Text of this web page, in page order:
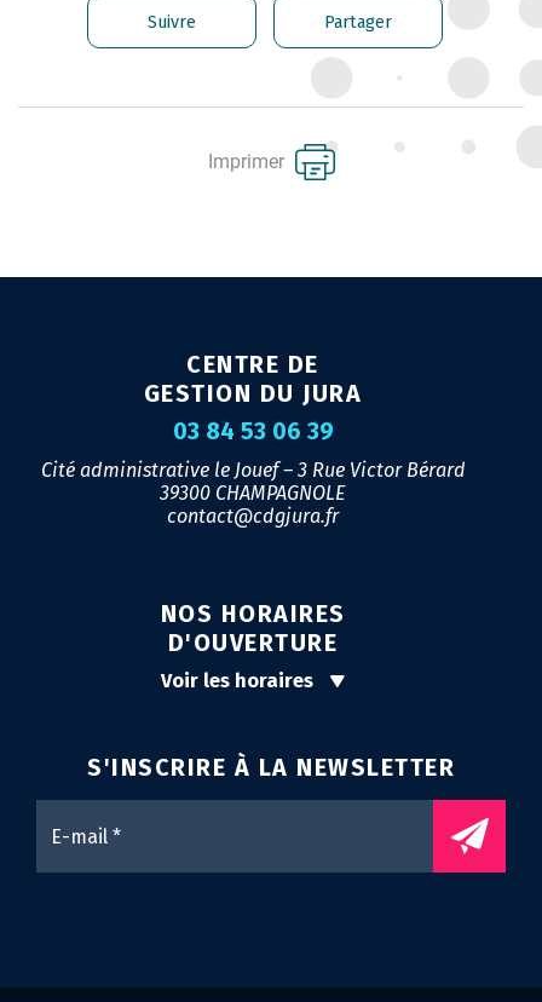
GÉRER LES AGENTS
CONTRACTUELS
SANTÉ ET PRÉVENTION DES
RISQUES PROFESSIONNELS
LIENS UTILES
Suivre Partager
Imprimer
CENTRE DE
GESTION DU JURA
03 84 53 06 39
Cité administrative le Jouef – 3 Rue Victor Bérard
39300 CHAMPAGNOLE
contact@cdgjura.fr
NOS HORAIRES
D'OUVERTURE
Voir les horaires
S'INSCRIRE À LA NEWSLETTER